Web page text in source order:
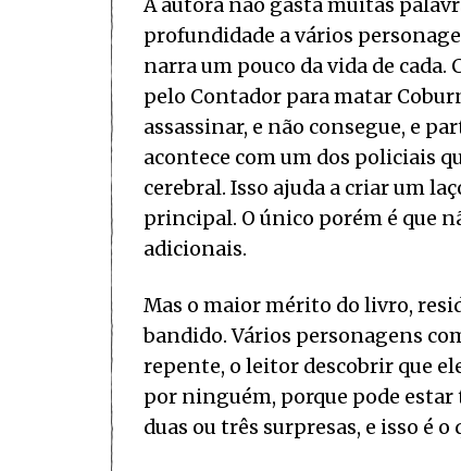
A autora não gasta muitas
profundidade a vários
narra um pouco da vida de
pelo Contador para matar
assassinar, e não consegue, e
acontece com um dos policiais
cerebral. Isso ajuda a criar um
principal. O único porém é que
adicionais.
Mas o maior mérito do livro,
bandido. Vários personagens
repente, o leitor descobrir que
por ninguém, porque pode
duas ou três surpresas, e isso é